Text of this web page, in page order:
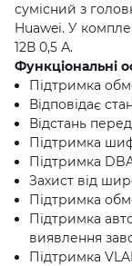
сумісний з
Huawei. У
12В 0,5 А.
Функціональні
Підтримка
Відповідає
Відстань
Підтримка
Підтримка
Захист від
Підтримка
Підтримка
виявлення
Підтримка